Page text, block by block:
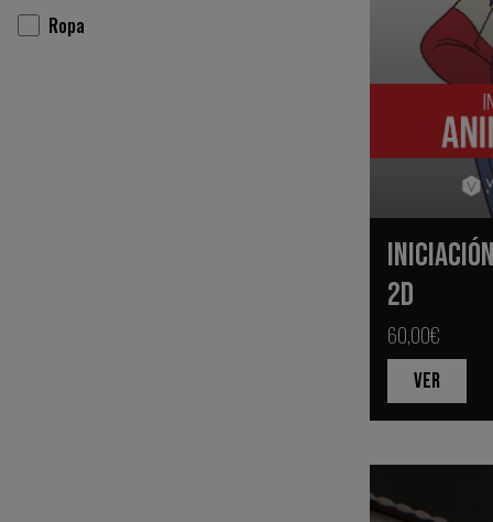
Ropa
2D
60,00€
VER